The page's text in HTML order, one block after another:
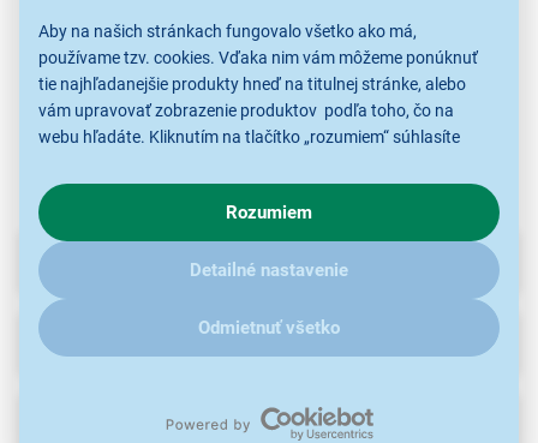
Aby na našich stránkach fungovalo všetko ako má,
používame tzv. cookies. Vďaka nim vám môžeme ponúknuť
tie najhľadanejšie produkty hneď na titulnej stránke, alebo
vám upravovať zobrazenie produktov podľa toho, čo na
webu hľadáte. Kliknutím na tlačítko „rozumiem“ súhlasíte
o chovaní na webe pre zobrazovaní cielených reklám.
V prípade že vás zaujímajú detaily, ako u nás s cookies a
ďalšími údaji pracujeme, kliknitesem.
Rozumiem
Detailné nastavenie
Odmietnuť všetko
Analógové nástenné
Analógové nástenné
hodiny
Analógové nástenné
hodiny
Parametre
Recenzie
Na stiahnutie